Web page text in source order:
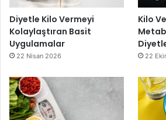
Diyetle Kilo Vermeyi
Kolaylaştıran Basit
Uygulamalar
22 Nisan 2026
Kilo
22